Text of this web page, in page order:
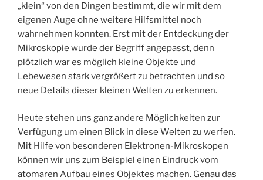
„klein“ von den Dingen bestimmt, die wir mit dem
eigenen Auge ohne weitere Hilfsmittel noch
wahrnehmen konnten. Erst mit der Entdeckung der
Mikroskopie wurde der Begriff angepasst, denn
plötzlich war es möglich kleine Objekte und
Lebewesen stark vergrößert zu betrachten und so
neue Details dieser kleinen Welten zu erkennen.
Heute stehen uns ganz andere Möglichkeiten zur
Verfügung um einen Blick in diese Welten zu werfen.
Mit Hilfe von besonderen Elektronen-Mikroskopen
können wir uns zum Beispiel einen Eindruck vom
atomaren Aufbau eines Objektes machen. Genau das